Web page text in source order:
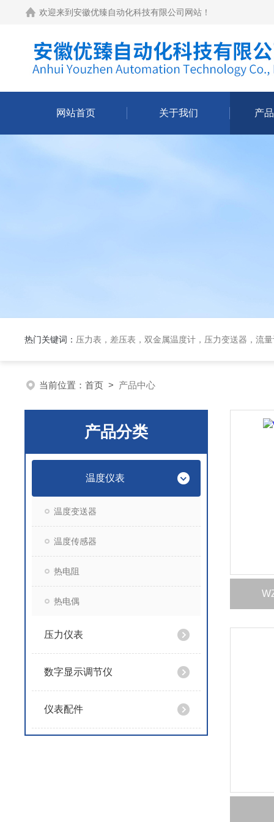
欢迎来到 安徽优臻自动化科技有限公司网站 ！
网站首页 关于我们 产
热门关键词： 压力表，差压表，双金属温度计，压力变送器，流
当前位置： 首页 > 产品中心
产品分类
温度仪表
温度变送器
温度传感器
热电阻
热电偶
压力仪表
数字显示调节仪
仪表配件